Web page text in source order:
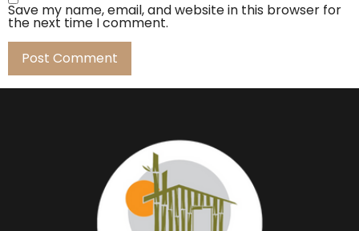
Save my name, email, and website in this browser for
the next time I comment.